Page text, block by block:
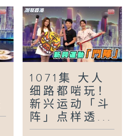
1071集 大人
细路都啱玩！
新兴运动「斗
阵」点样透...